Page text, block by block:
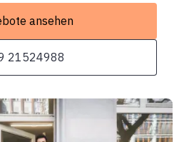
ansehen
21524988